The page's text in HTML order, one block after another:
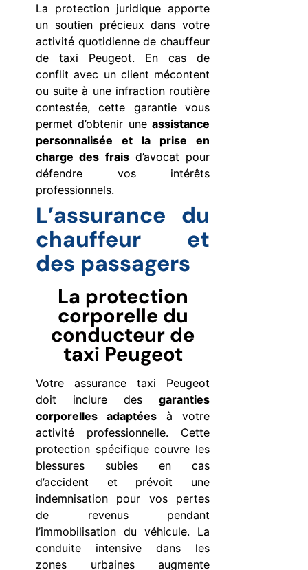
La protection juridique apporte
un soutien précieux dans votre
activité quotidienne de chauffeur
de taxi Peugeot. En cas de
conflit avec un client mécontent
ou suite à une infraction routière
contestée, cette garantie vous
permet d’obtenir une assistance
personnalisée et la prise en
charge des fraisd’avocat pour
défendre vos intérêts
professionnels.
L’assurance du
chauffeur et
des passagers
La protection
corporelle du
conducteur de
taxi Peugeot
Votre assurance taxi Peugeot
doit inclure des garanties
corporelles adaptées à votre
activité professionnelle. Cette
protection spécifique couvre les
blessures subies en cas
d’accident et prévoit une
indemnisation pour vos pertes
de revenus pendant
l’immobilisation du véhicule. La
conduite intensive dans les
zones urbaines augmente